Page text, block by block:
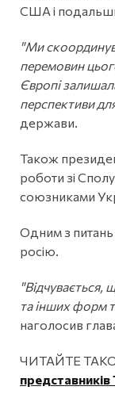
США і
"Ми
перемовин
Європі
перспективи
держави.
Також
роботи зі
союзниками
Одним з питань
росію.
"Відчувається,
та інших форм
наголосив
ЧИТАЙТЕ